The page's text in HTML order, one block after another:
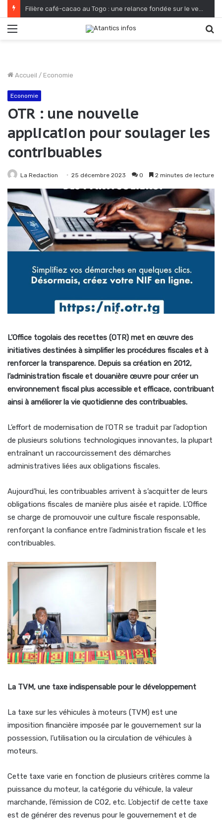
Filière café-cacao au Togo : une relance fondée sur le verdissement et la qualité
Accueil / Economie
Economie
OTR : une nouvelle
application pour soulager les
contribuables
La Redaction 25 décembre 2023 0 2 minutes de lecture
L’Office togolais des recettes (OTR) met en œuvre des
initiatives destinées à simplifier les procédures fiscales et à
renforcer la transparence. Depuis sa création en 2012,
l’administration fiscale et douanière œuvre pour créer un
environnement fiscal plus accessible et efficace, contribuant
ainsi à améliorer la vie quotidienne des contribuables.
L’effort de modernisation de l’OTR se traduit par l’adoption
de plusieurs solutions technologiques innovantes, la plupart
entraînant un raccourcissement des démarches
administratives liées aux obligations fiscales.
Aujourd’hui, les contribuables arrivent à s’acquitter de leurs
obligations fiscales de manière plus aisée et rapide. L’Office
se charge de promouvoir une culture fiscale responsable,
renforçant la confiance entre l’administration fiscale et les
contribuables.
La TVM, une taxe indispensable pour le développement
La taxe sur les véhicules à moteurs (TVM) est une
imposition financière imposée par le gouvernement sur la
possession, l’utilisation ou la circulation de véhicules à
moteurs.
Cette taxe varie en fonction de plusieurs critères comme la
puissance du moteur, la catégorie du véhicule, la valeur
marchande, l’émission de CO2, etc. L’objectif de cette taxe
est de générer des revenus pour le gouvernement et de